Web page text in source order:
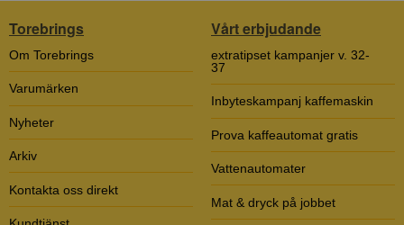
Torebrings
Om Torebrings
Varumärken
Nyheter
Arkiv
Kontakta oss direkt
Vårt erbjudande
extratipset kampanjer v. 32-
37
Inbyteskampanj kaffemaskin
Prova kaffeautomat gratis
Vattenautomater
Mat & dryck på jobbet